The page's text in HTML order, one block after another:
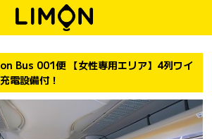
Bus 001便 【女性専用エリア】4列ワイ
電設備付！